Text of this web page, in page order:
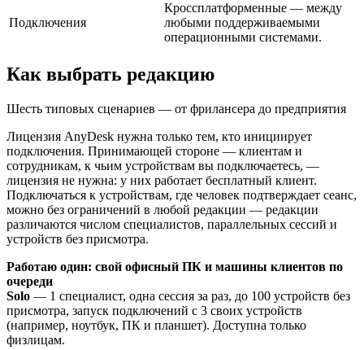
Подключения
Кроссплатформенные — между
любыми поддерживаемыми
операционными системами.
Как выбрать редакцию
Шесть типовых сценариев — от фрилансера до предприятия
Лицензия AnyDesk нужна только тем, кто инициирует
подключения. Принимающей стороне — клиентам и
сотрудникам, к чьим устройствам вы подключаетесь, —
лицензия не нужна: у них работает бесплатный клиент.
Подключаться к устройствам, где человек подтверждает сеанс,
можно без ограничений в любой редакции — редакции
различаются числом специалистов, параллельных сессий и
устройств без присмотра.
Работаю один: свой офисный ПК и машины клиентов по
очереди
Solo — 1 специалист, одна сессия за раз, до 100 устройств без
присмотра, запуск подключений с 3 своих устройств
(например, ноутбук, ПК и планшет). Доступна только
физлицам.